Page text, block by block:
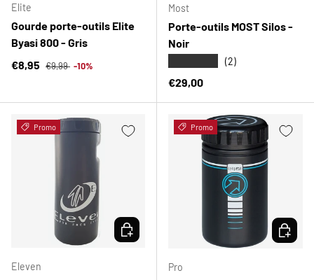
Elite
Gourde porte-outils Elite
Byasi 800 - Gris
Prix soldé
€8,95 Prix habituel
€9,99 -10%
Most
Porte-outils MOST Silos -
Noir
(2)
Prix habituel
€29,00
Promo
Eleven
CHOISIR LES OPTIONS
Promo
Pro